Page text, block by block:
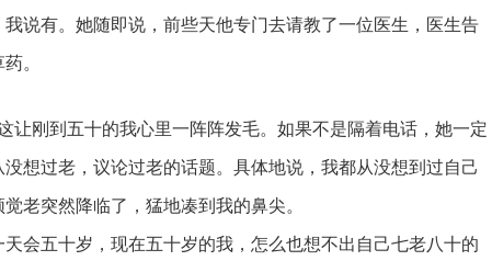
有。她随即说，前些天他专门去请教了一位医生，医生告
。
让刚到五十的我心里一阵阵发毛。如果不是隔着电话，她一定
想过老，议论过老的话题。具体地说，我都从没想到过自己
老突然降临了，猛地凑到我的鼻尖。
五十岁，现在五十岁的我，怎么也想不出自己七老八十的